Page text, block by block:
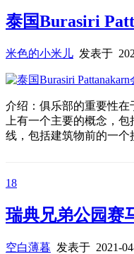
泰国Burasiri
米色的小米儿 发表于
介绍：俱乐部的重要性在
上有一个主要的概念，
线，包括建筑物前的一个
18
瑞典兄弟公园赛
空白薄暮 发表于 2021-